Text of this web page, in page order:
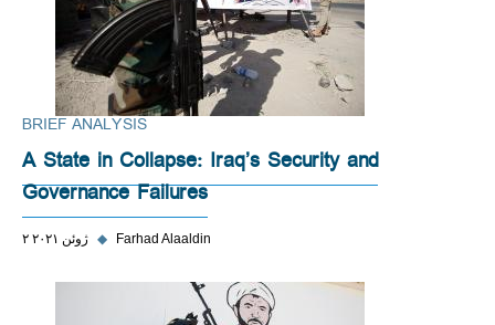
BRIEF ANALYSIS
A State in Collapse: Iraq’s Security and
Governance Failures
۲ ژوئن ۲۰۲۱ ◆ Farhad Alaaldin